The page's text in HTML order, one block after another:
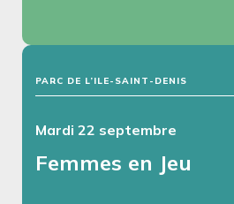
PARC DE L’ILE-SAINT-DENIS
Mardi 22 septembre
Femmes en Jeu